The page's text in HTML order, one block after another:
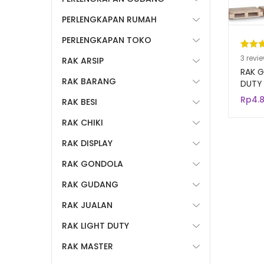
5.00
3
3
RAK
DUTY
Rp
PERLENGKAPAN RUMAH
PERLENGKAPAN TOKO
RAK ARSIP
RAK BARANG
RAK BESI
RAK CHIKI
RAK DISPLAY
RAK GONDOLA
RAK GUDANG
RAK JUALAN
RAK LIGHT DUTY
RAK MASTER